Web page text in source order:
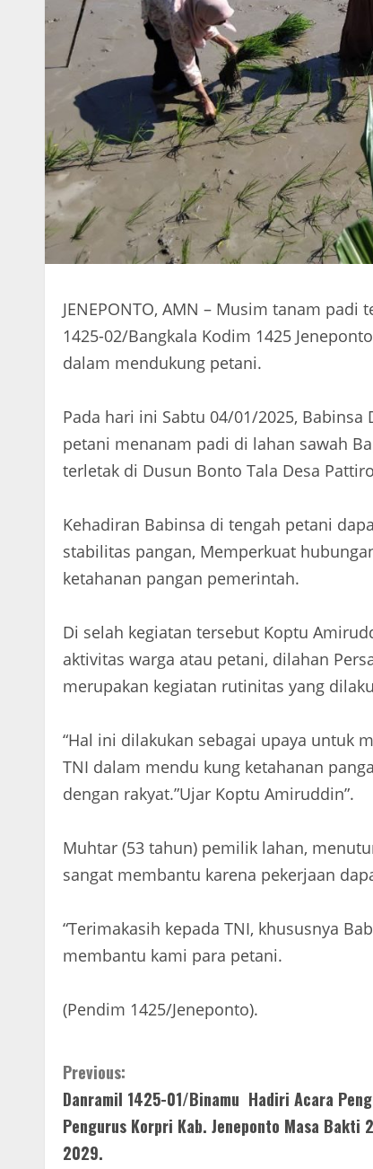
JENEPONTO, AMN – Musim tanam
1425-02/Bangkala Kodim 1425
dalam mendukung petani.
Pada hari ini Sabtu 04/01/2025,
petani menanam padi di lahan sawah
terletak di Dusun Bonto Tala Desa
Kehadiran Babinsa di tengah petani
stabilitas pangan, Memperkuat
ketahanan pangan pemerintah.
Di selah kegiatan tersebut Koptu
aktivitas warga atau petani, dilahan
merupakan kegiatan rutinitas yang
“Hal ini dilakukan sebagai upaya untuk
TNI dalam mendu kung ketahanan
dengan rakyat.”Ujar Koptu Amiruddin”.
Muhtar (53 tahun) pemilik lahan,
sangat membantu karena pekerjaan
“Terimakasih kepada TNI, khususnya
membantu kami para petani.
(Pendim 1425/Jeneponto).
C
o
n
Previous:
Danramil 1425-01/Binamu Hadiri Acara
Pengurus Korpri Kab. Jeneponto Masa Bakti
2029.